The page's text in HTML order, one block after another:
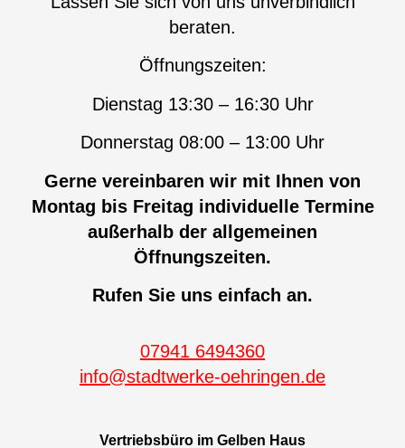
beraten.
Öffnungszeiten:
Dienstag 13:30 – 16:30 Uhr
Donnerstag 08:00 – 13:00 Uhr
Gerne vereinbaren wir mit Ihnen von
Montag bis Freitag individuelle Termine
außerhalb der allgemeinen
Öffnungszeiten.
Rufen Sie uns einfach an.
07941 6494360
info@stadtwerke-oehringen.de
Vertriebsbüro im Gelben Haus